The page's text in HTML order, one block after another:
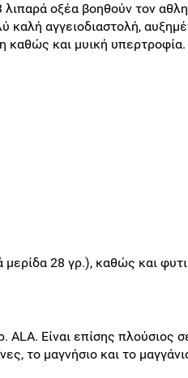
λιπαρά οξέα βοηθούν τον
καλή αγγειοδιαστολή,
καθώς και μυική υπερτροφία.
28 γρ.), καθώς και
Είναι επίσης πλούσιος
το μαγνήσιο και το